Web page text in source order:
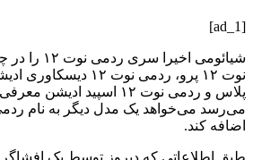
[ad_1]
شیائومی
پلاس و ردمی نوت ۱۲ اسپید
اضافه کند‌.